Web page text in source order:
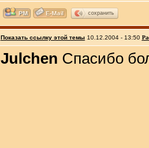
сохранить
Показать ссылку этой темы 10.12.2004 - 13:50
Julchen Спасибо